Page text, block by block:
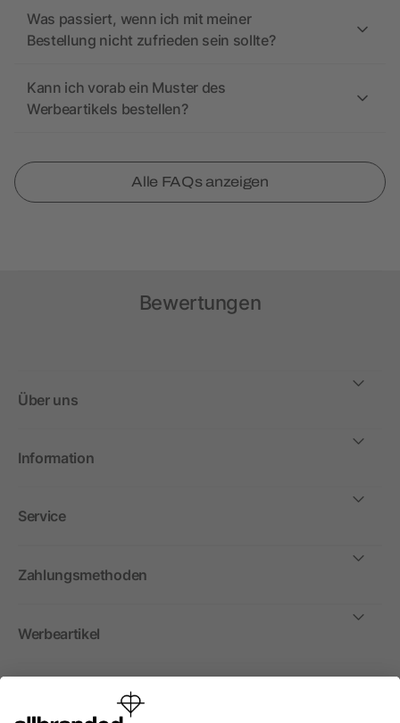
Was passiert, wenn ich mit meiner
Bestellung nicht zufrieden sein sollte?
Kann ich vorab ein Muster des
Werbeartikels bestellen?
Alle FAQs anzeigen
Bewertungen
Über uns
Information
Service
Zahlungsmethoden
Werbeartikel
International